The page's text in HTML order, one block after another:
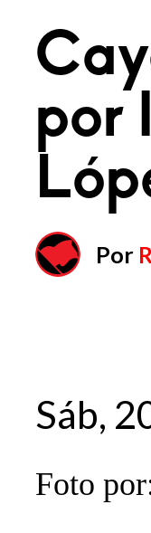
por
Por
Sáb,
Foto